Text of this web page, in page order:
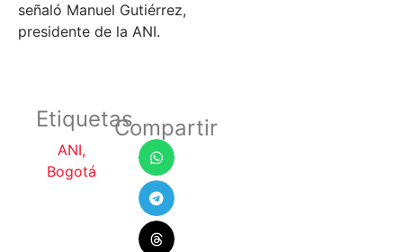
señaló Manuel Gutiérrez,
presidente de la ANI.
Etiquetas
ANI,
Bogotá
Compartir